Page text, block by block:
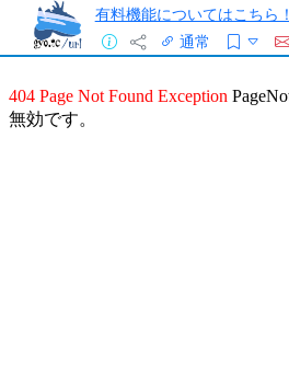
有料機能についてはこちら！
通常